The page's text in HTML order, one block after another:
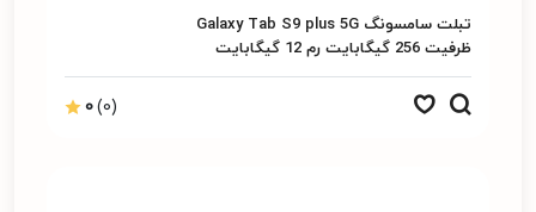
تبلت سامسونگ Galaxy Tab S9 plus 5G
ظرفیت 256 گیگابایت رم 12 گیگابایت
0(0)